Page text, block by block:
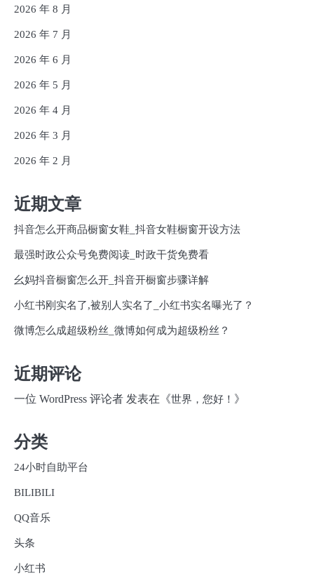
2026 年 8 月
2026 年 7 月
2026 年 6 月
2026 年 5 月
2026 年 4 月
2026 年 3 月
2026 年 2 月
近期文章
抖音怎么开商品橱窗女鞋_抖音女鞋橱窗开设方法
最强时政公众号免费阅读_时政干货免费看
幺妈抖音橱窗怎么开_抖音开橱窗步骤详解
小红书刚实名了,被别人实名了_小红书实名曝光了？
微博怎么成超级粉丝_微博如何成为超级粉丝？
近期评论
一位 WordPress 评论者 发表在《世界，您好！ 》
分类
24小时自助平台
BILIBILI
QQ音乐
头条
小红书